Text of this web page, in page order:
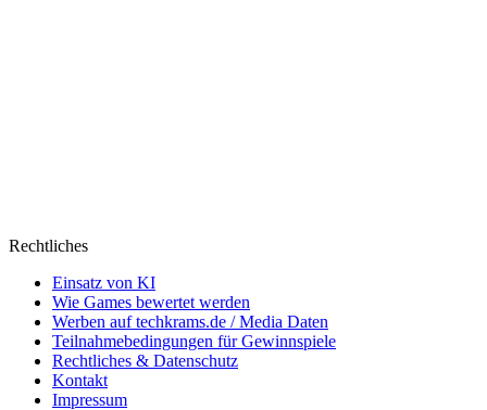
Rechtliches
Einsatz von KI
Wie Games bewertet werden
Werben auf techkrams.de / Media Daten
Teilnahmebedingungen für Gewinnspiele
Rechtliches & Datenschutz
Kontakt
Impressum